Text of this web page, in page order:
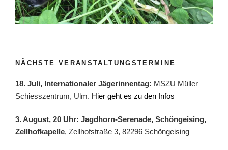
NÄCHSTE VERANSTALTUNGSTERMINE
18. Juli, Internationaler Jägerinnentag: MSZU Müller
Schiesszentrum, Ulm. Hier geht es zu den Infos
3. August, 20 Uhr: Jagdhorn-Serenade, Schöngeising,
Zellhofkapelle, Zellhofstraße 3, 82296 Schöngeising